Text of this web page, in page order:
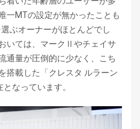
一MTの設定が無かったことも
ぶオーナーがほとんどでし
いては、マークⅡやチェイサ
通量が圧倒的に少なく、こち
搭載した「クレスタ ルラーン
なっています。